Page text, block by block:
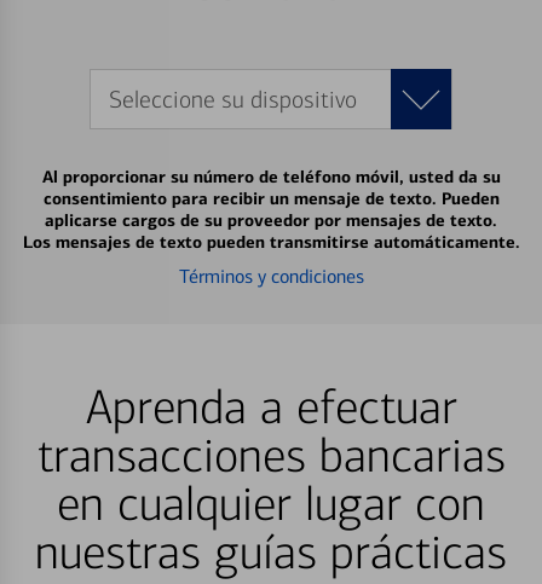
Seleccione su dispositivo
Al proporcionar su número de teléfono móvil, usted da su
consentimiento para recibir un mensaje de texto. Pueden
aplicarse cargos de su proveedor por mensajes de texto.
Los mensajes de texto pueden transmitirse automáticamente.
Términos y condiciones
Aprenda a efectuar
transacciones bancarias
en cualquier lugar con
nuestras guías prácticas